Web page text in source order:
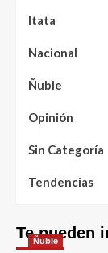
Itata
Nacional
Ñuble
Opinión
Sin Categoría
Tendencias
Te pueden
Ñuble